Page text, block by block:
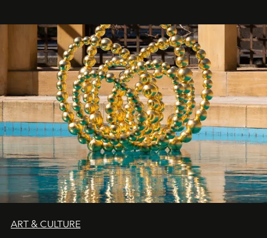
ART & CULTURE